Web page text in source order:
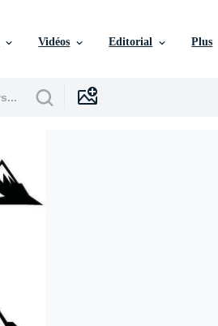
Vidéos Editorial Plus